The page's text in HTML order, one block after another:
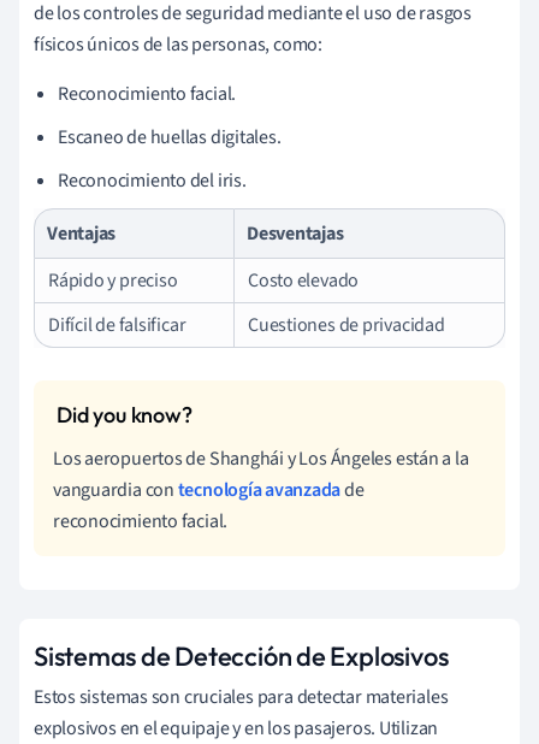
de los controles de seguridad mediante el uso de rasgos
físicos únicos de las personas, como:
Reconocimiento facial.
Escaneo de huellas digitales.
Reconocimiento del iris.
Ventajas
Desventajas
Rápido y preciso
Costo elevado
Difícil de falsificar
Cuestiones de privacidad
Los aeropuertos de Shanghái y Los Ángeles están a la
vanguardia contecnología avanzadade
reconocimiento facial.
Sistemas de Detección de Explosivos
Estos sistemas son cruciales para detectar materiales
explosivos en el equipaje y en los pasajeros. Utilizan